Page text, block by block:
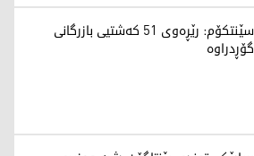
سێنتکۆم: رێڕەوی 51 کەشتیی بازرگانی
گۆڕدراوە